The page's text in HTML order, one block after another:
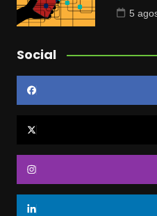
5
Social